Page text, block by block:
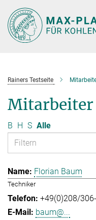
Hauptinhalt
Rainers Testseite
Mitarbeiter
B H S Alle
Florian Baum
Techniker
+49(0)208/
baum@...